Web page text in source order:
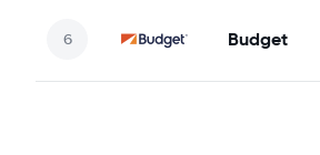
Budget